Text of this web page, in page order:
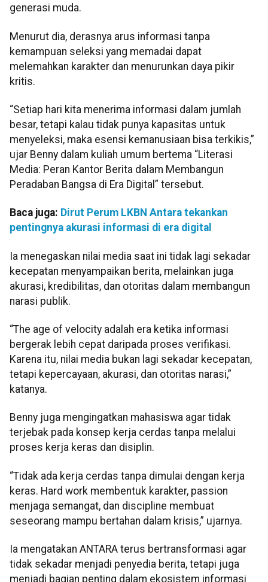
generasi muda.
Menurut dia, derasnya arus informasi tanpa
kemampuan seleksi yang memadai dapat
melemahkan karakter dan menurunkan daya pikir
kritis.
“Setiap hari kita menerima informasi dalam jumlah
besar, tetapi kalau tidak punya kapasitas untuk
menyeleksi, maka esensi kemanusiaan bisa terkikis,”
ujar Benny dalam kuliah umum bertema “Literasi
Media: Peran Kantor Berita dalam Membangun
Peradaban Bangsa di Era Digital” tersebut.
Baca juga: Dirut Perum LKBN Antara tekankan
pentingnya akurasi informasi di era digital
Ia menegaskan nilai media saat ini tidak lagi sekadar
kecepatan menyampaikan berita, melainkan juga
akurasi, kredibilitas, dan otoritas dalam membangun
narasi publik.
“The age of velocity adalah era ketika informasi
bergerak lebih cepat daripada proses verifikasi.
Karena itu, nilai media bukan lagi sekadar kecepatan,
tetapi kepercayaan, akurasi, dan otoritas narasi,”
katanya.
Benny juga mengingatkan mahasiswa agar tidak
terjebak pada konsep kerja cerdas tanpa melalui
proses kerja keras dan disiplin.
“Tidak ada kerja cerdas tanpa dimulai dengan kerja
keras. Hard work membentuk karakter, passion
menjaga semangat, dan discipline membuat
seseorang mampu bertahan dalam krisis,” ujarnya.
Ia mengatakan ANTARA terus bertransformasi agar
tidak sekadar menjadi penyedia berita, tetapi juga
menjadi bagian penting dalam ekosistem informasi